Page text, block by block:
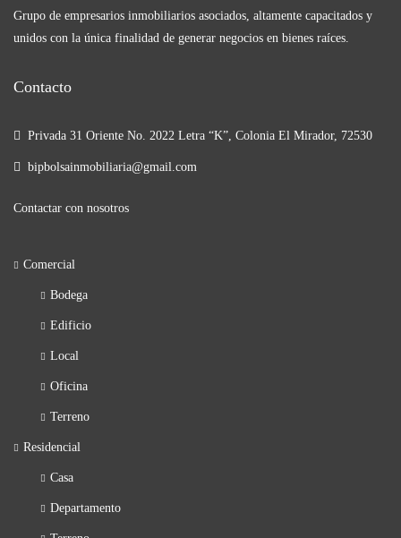
Grupo de empresarios inmobiliarios asociados, altamente capacitados y
unidos con la única finalidad de generar negocios en bienes raíces.
Contacto
Privada 31 Oriente No. 2022 Letra “K”, Colonia El Mirador, 72530
bipbolsainmobiliaria@gmail.com
Contactar con nosotros
Comercial
Bodega
Edificio
Local
Oficina
Terreno
Residencial
Casa
Departamento